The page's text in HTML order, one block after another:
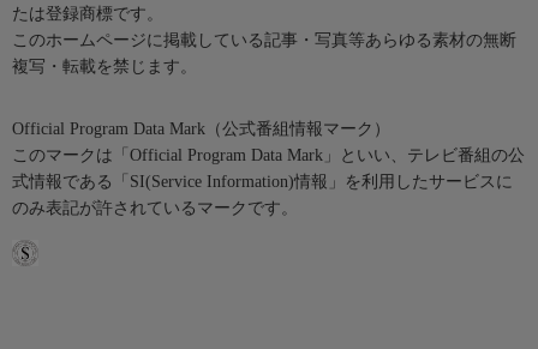
たは登録商標です。
このホームページに掲載している記事・写真等あらゆる素材の無断
複写・転載を禁じます。
Official Program Data Mark（公式番組情報マーク）
このマークは「Official Program Data Mark」といい、テレビ番組の公
式情報である「SI(Service Information)情報」を利用したサービスに
のみ表記が許されているマークです。